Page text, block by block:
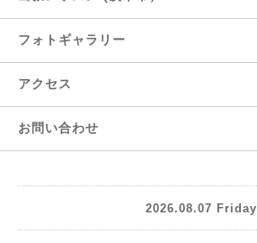
フォトギャラリー
アクセス
お問い合わせ
2026.08.07 Friday